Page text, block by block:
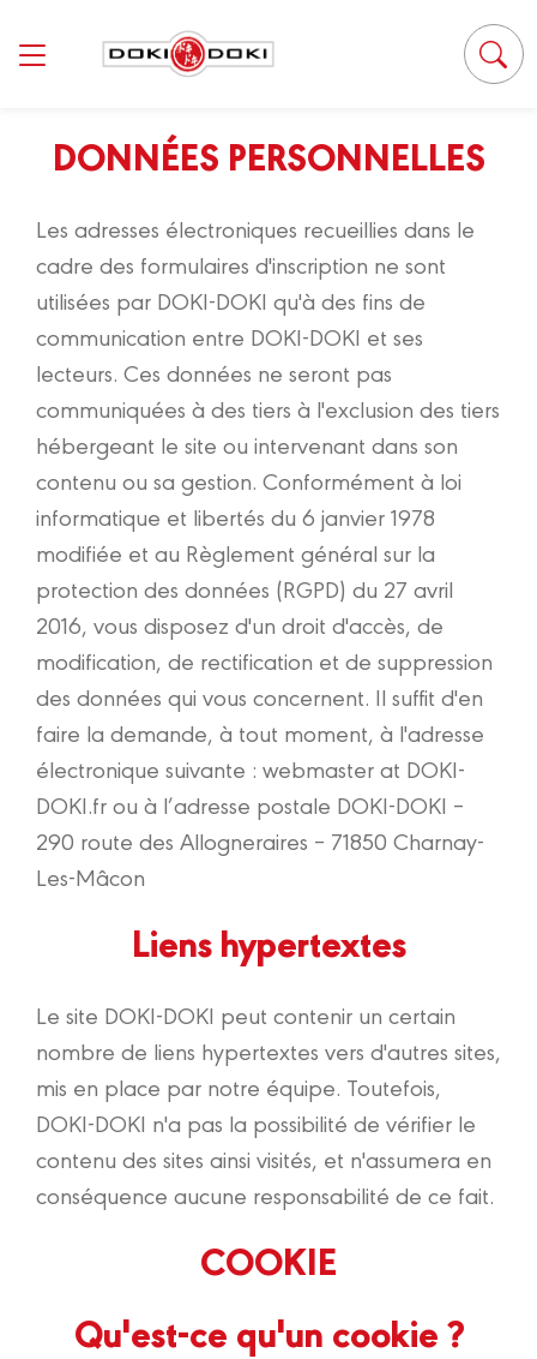
DONNÉES PERSONNELLES
Les adresses électroniques recueillies dans le
cadre des formulaires d'inscription ne sont
utilisées par DOKI-DOKI qu'à des fins de
communication entre DOKI-DOKI et ses
lecteurs. Ces données ne seront pas
communiquées à des tiers à l'exclusion des tiers
hébergeant le site ou intervenant dans son
contenu ou sa gestion. Conformément à loi
informatique et libertés du 6 janvier 1978
modifiée et au Règlement général sur la
protection des données (RGPD) du 27 avril
2016, vous disposez d'un droit d'accès, de
modification, de rectification et de suppression
des données qui vous concernent. Il suffit d'en
faire la demande, à tout moment, à l'adresse
électronique suivante : webmaster at DOKI-
DOKI.fr ou à l’adresse postale DOKI-DOKI –
290 route des Allogneraires – 71850 Charnay-
Les-Mâcon
Liens hypertextes
Le site DOKI-DOKI peut contenir un certain
nombre de liens hypertextes vers d'autres sites,
mis en place par notre équipe. Toutefois,
DOKI-DOKI n'a pas la possibilité de vérifier le
contenu des sites ainsi visités, et n'assumera en
conséquence aucune responsabilité de ce fait.
COOKIE
Qu'est-ce qu'un cookie ?